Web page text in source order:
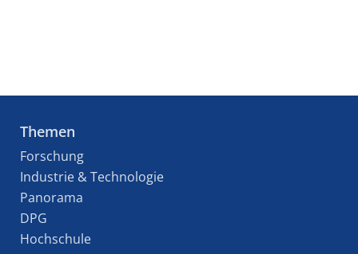
Themen
Forschung
Industrie & Technologie
Panorama
DPG
Hochschule